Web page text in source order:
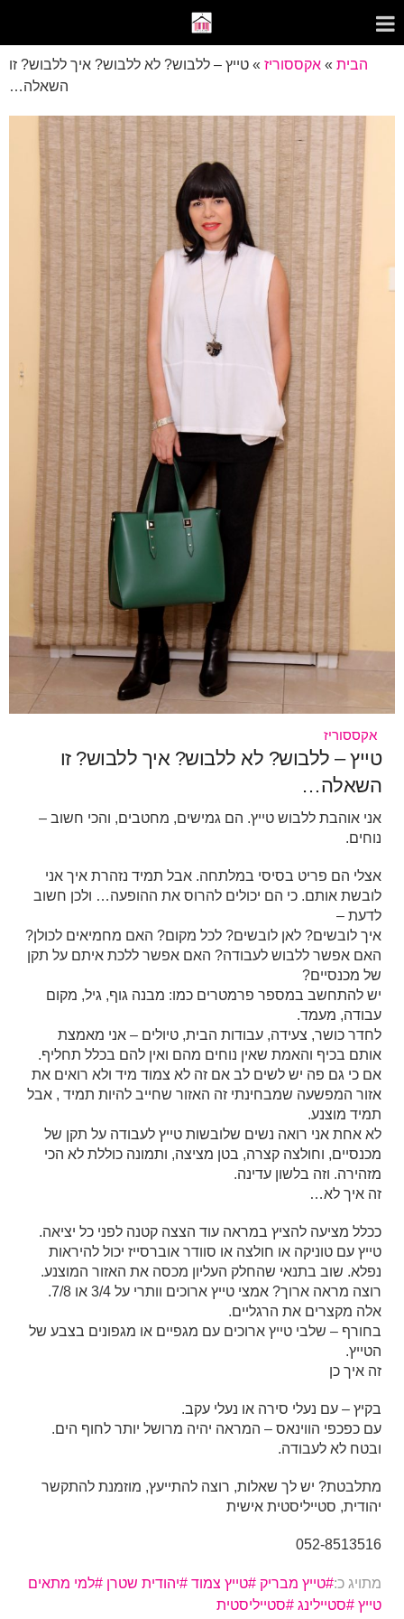
הבית» אקססוריז» טייץ – ללבוש? לא ללבוש? איך ללבוש? זו
השאלה…
אקססוריז
טייץ – ללבוש? לא ללבוש? איך ללבוש? זו
השאלה…
אני אוהבת ללבוש טייץ. הם גמישים, מחטבים, והכי חשוב –
נוחים.
אצלי הם פריט בסיסי במלתחה. אבל תמיד נזהרת איך אני
לובשת אותם. כי הם יכולים להרוס את ההופעה… ולכן חשוב
לדעת –
איך לובשים? לאן לובשים? לכל מקום? האם מחמיאים לכולן?
האם אפשר ללבוש לעבודה? האם אפשר ללכת איתם על תקן
של מכנסיים?
יש להתחשב במספר פרמטרים כמו: מבנה גוף, גיל, מקום
עבודה, מעמד.
לחדר כושר, צעידה, עבודות הבית, טיולים – אני מאמצת
אותם בכיף והאמת שאין נוחים מהם ואין להם בכלל תחליף.
אם כי גם פה יש לשים לב אם זה לא צמוד מיד ולא רואים את
אזור המפשעה שמבחינתי זה האזור שחייב להיות תמיד , אבל
תמיד מוצנע.
לא אחת אני רואה נשים שלובשות טייץ לעבודה על תקן של
מכנסיים, וחולצה קצרה, בטן מציצה, ותמונה כוללת לא הכי
מזהירה. וזה בלשון עדינה.
זה איך לא…
ככלל מציעה להציץ במראה עוד הצצה קטנה לפני כל יציאה.
טייץ עם טוניקה או חולצה או סוודר אוברסייז יכול להיראות
נפלא. שוב בתנאי שהחלק העליון מכסה את האזור המוצנע.
רוצה מראה ארוך? אמצי טייץ ארוכים וותרי על 3/4 או 7/8.
אלה מקצרים את הרגליים.
בחורף – שלבי טייץ ארוכים עם מגפיים או מגפונים בצבע של
הטייץ.
זה איך כן
בקיץ – עם נעלי סירה או נעלי עקב.
עם כפכפי הווינאס – המראה יהיה מרושל יותר לחוף הים.
ובטח לא לעבודה.
מתלבטת? יש לך שאלות, רוצה להתייעץ, מוזמנת להתקשר
יהודית, סטייליסטית אישית
052-8513516
מתויג כ: טייץ מבריק טייץ צמוד יהודית שטרן
למי מתאים
טייץ
סטיילינג סטייליסטית